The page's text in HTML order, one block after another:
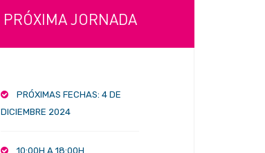
PRÓXIMA JORNADA
PRÓXIMAS FECHAS: 4 DE
DICIEMBRE 2024
10:00H A 18:00H